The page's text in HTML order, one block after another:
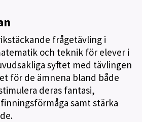
frågetävling i
och teknik för elever i
syftet med tävlingen
för de ämnena bland både
deras fantasi,
samt stärka